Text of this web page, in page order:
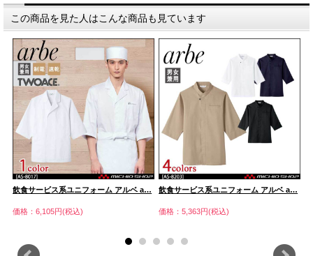
この商品を見た人はこんな商品も見ています
飲食サービス系ユニフォーム アルベ a…
価格：6,105円(税込)
飲食サービス系ユニフォーム アルベ a…
価格：5,363円(税込)